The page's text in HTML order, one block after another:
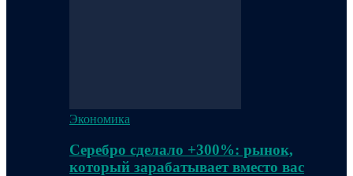
Экономика
Серебро сделало +300%: рынок,
который зарабатывает вместо вас